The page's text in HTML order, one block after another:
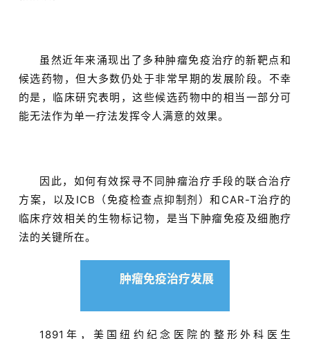
虽然近年来涌现出了多种肿瘤免疫治疗的新靶点和
候选药物，但大多数仍处于非常早期的发展阶段。不幸
的是，临床研究表明，这些候选药物中的相当一部分可
能无法作为单一疗法发挥令人满意的效果。
因此，如何有效探寻不同肿瘤治疗手段的联合治疗
方案，以及ICB（免疫检查点抑制剂）和CAR-T治疗的
临床疗效相关的生物标记物，是当下肿瘤免疫及细胞疗
法的关键所在。
肿瘤免疫治疗发展
1891年，美国纽约纪念医院的整形外科医生